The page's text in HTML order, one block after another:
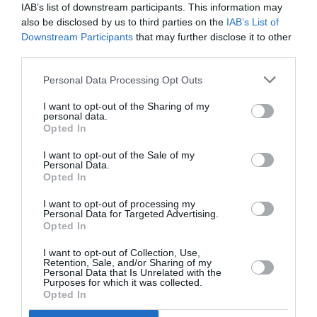
IAB’s list of downstream participants. This information may
also be disclosed by us to third parties on the IAB’s List of
Downstream Participants that may further disclose it to other
Personal Data Processing Opt Outs
I want to opt-out of the Sharing of my
personal data.
Opted In
I want to opt-out of the Sale of my
Personal Data.
Opted In
I want to opt-out of processing my
Personal Data for Targeted Advertising.
Opted In
I want to opt-out of Collection, Use,
Retention, Sale, and/or Sharing of my
Personal Data that Is Unrelated with the
Purposes for which it was collected.
Opted In
Κάθε βδομάδα στο e-mail σας τα τελευταία νέα για
την Τέχνη και τον Πολιτισμό!
Ακολουθήστε το Culturenow.gr
Σχετικά Άρθρα